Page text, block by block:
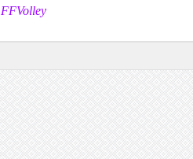
FFVolley